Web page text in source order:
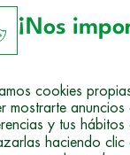
y te
¡Nos
cookies
mostrarte
y tus
haciendo clic